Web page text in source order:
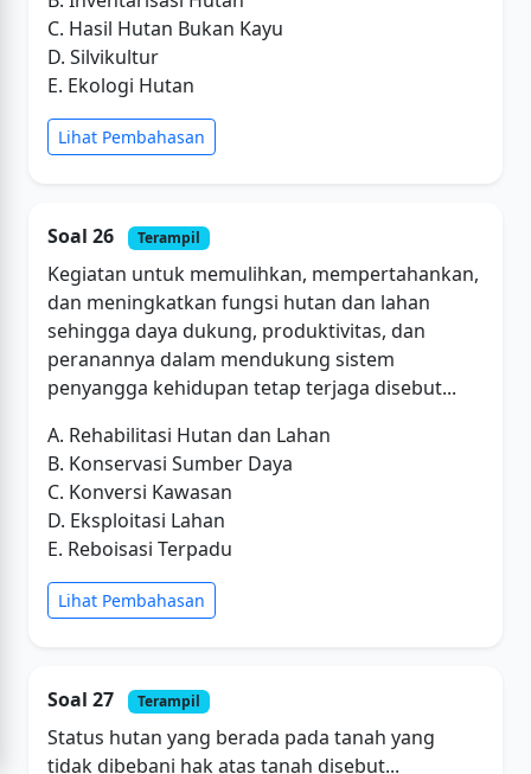
C. Hasil Hutan Bukan Kayu
D. Silvikultur
E. Ekologi Hutan
Lihat Pembahasan
Soal 26 Terampil
Kegiatan untuk memulihkan, mempertahankan,
dan meningkatkan fungsi hutan dan lahan
sehingga daya dukung, produktivitas, dan
peranannya dalam mendukung sistem
penyangga kehidupan tetap terjaga disebut...
A. Rehabilitasi Hutan dan Lahan
B. Konservasi Sumber Daya
C. Konversi Kawasan
D. Eksploitasi Lahan
E. Reboisasi Terpadu
Lihat Pembahasan
Soal 27 Terampil
Status hutan yang berada pada tanah yang
tidak dibebani hak atas tanah disebut...